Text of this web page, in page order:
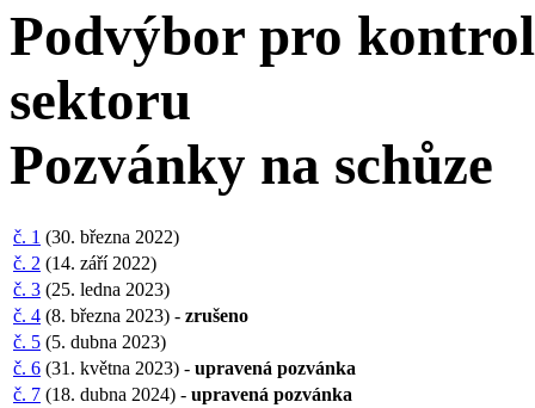
Podvýbor pro
sektoru
Pozvánky na schůze
č. 1 (30. března 2022)
č. 2 (14. září 2022)
č. 3 (25. ledna 2023)
č. 4 (8. března 2023) - zrušeno
č. 5 (5. dubna 2023)
č. 6 (31. května 2023) - upravená pozvánka
č. 7 (18. dubna 2024) - upravená pozvánka